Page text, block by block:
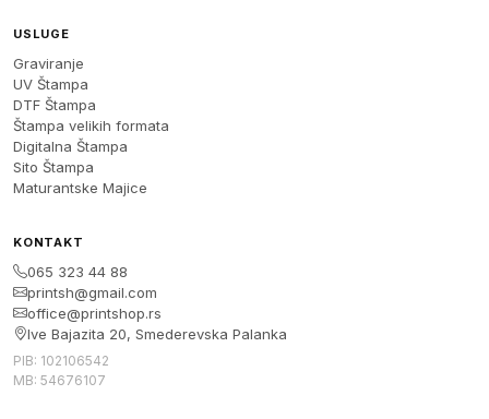
USLUGE
Graviranje
UV Štampa
DTF Štampa
Štampa velikih formata
Digitalna Štampa
Sito Štampa
Maturantske Majice
KONTAKT
065 323 44 88
printsh@gmail.com
office@printshop.rs
Ive Bajazita 20, Smederevska Palanka
PIB: 102106542
MB: 54676107